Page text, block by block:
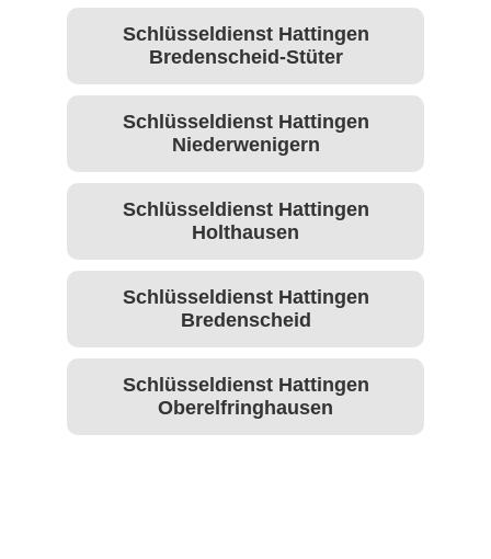
Schlüsseldienst Hattingen
Bredenscheid-Stüter
Schlüsseldienst Hattingen
Niederwenigern
Schlüsseldienst Hattingen
Holthausen
Schlüsseldienst Hattingen
Bredenscheid
Schlüsseldienst Hattingen
Oberelfringhausen